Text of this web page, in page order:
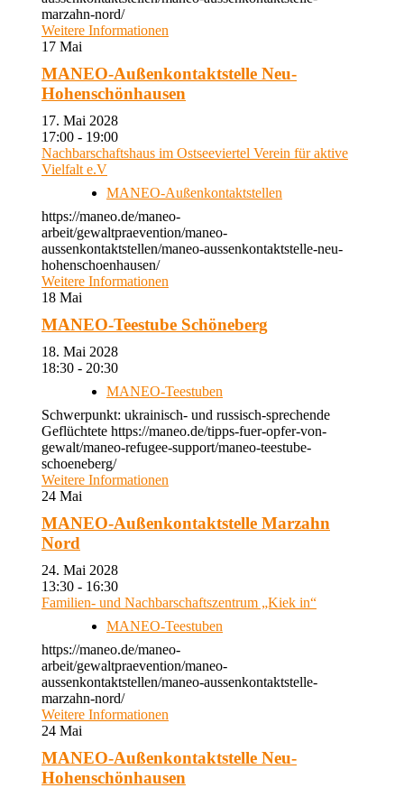
marzahn-nord/
Weitere Informationen
17 Mai
MANEO-Außenkontaktstelle Neu-
Hohenschönhausen
17. Mai 2028
17:00 - 19:00
Nachbarschaftshaus im Ostseeviertel Verein für aktive
Vielfalt e.V
MANEO-Außenkontaktstellen
https://maneo.de/maneo-
arbeit/gewaltpraevention/maneo-
aussenkontaktstellen/maneo-aussenkontaktstelle-neu-
hohenschoenhausen/
Weitere Informationen
18 Mai
MANEO-Teestube Schöneberg
18. Mai 2028
18:30 - 20:30
MANEO-Teestuben
Schwerpunkt: ukrainisch- und russisch-sprechende
Geflüchtete https://maneo.de/tipps-fuer-opfer-von-
gewalt/maneo-refugee-support/maneo-teestube-
schoeneberg/
Weitere Informationen
24 Mai
MANEO-Außenkontaktstelle Marzahn
Nord
24. Mai 2028
13:30 - 16:30
Familien- und Nachbarschaftszentrum „Kiek in“
MANEO-Teestuben
https://maneo.de/maneo-
arbeit/gewaltpraevention/maneo-
aussenkontaktstellen/maneo-aussenkontaktstelle-
marzahn-nord/
Weitere Informationen
24 Mai
MANEO-Außenkontaktstelle Neu-
Hohenschönhausen